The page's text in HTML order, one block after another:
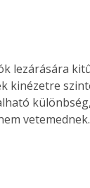
lezárására
kinézetre
vetemednek.